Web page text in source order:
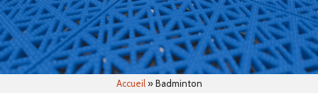
Accueil»Badminton